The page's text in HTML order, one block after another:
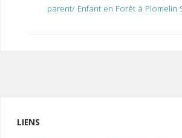
parent/ Enfant en Forêt à Plomelin
LIENS